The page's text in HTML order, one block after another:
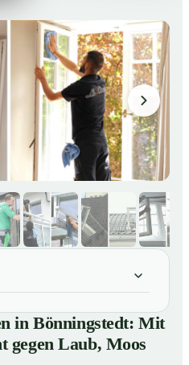
Mit speziellem
und Vogelkot
Reinigung eines
in Bönningstedt: Mit
gegen Laub, Moos